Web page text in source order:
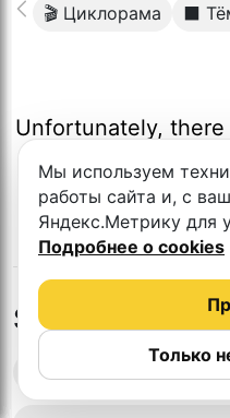
🎬 Циклорама ⬛️
Unfortunately,
Studios in
Podcast recording
Мы используем
работы сайта и, с
Яндекс.Метрику для
Подробнее о cookies
Только